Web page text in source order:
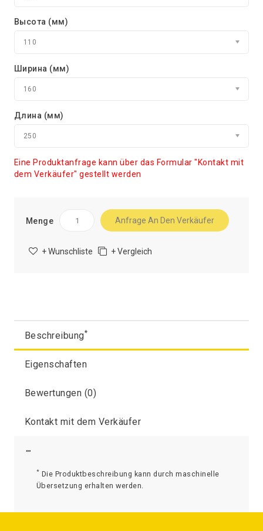
Высота (мм)
110
Ширина (мм)
160
Длина (мм)
250
Eine Produktanfrage kann über das Formular "Kontakt mit
dem Verkäufer" gestellt werden
Menge Anfrage An Den Verkäufer
+ Wunschliste + Vergleich
Beschreibung*
Eigenschaften
Bewertungen (0)
Kontakt mit dem Verkäufer
""
* Die Produktbeschreibung kann durch maschinelle
Übersetzung erhalten werden.